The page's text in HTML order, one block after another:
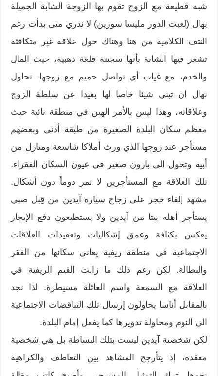
شبه قطيعة مع الزوج تقوم بها الزوجة الشابة الجميلة
نِهال (لعبت الدور مليسا سوزين) لا ندري متى بدأت رغم
النتف الكلامية من هنا وهناك حول علاقة غير متكافئة
تشعر فيها الشابة بأنها سجينة قلعة ذهبية، حيث المال
والخدم، مع غياب أي تواصل حميم مع زوجها. تحاول
نهال ان تبني شيئا خاصا لها بعيدا عن سلطة الزوج
وعلاقاته، وهذا ليس بالأمر الهين في منطقة نائية حيث
معظم سكان البلدة الصغيرة من طبقة أدنى وبعضهم
مستأجر عند زوجها الذي ورث أملاكا شاسعة ومنازل من
أبيه وتحول الى بارون صغير في عيون السكان الفقراء.
تلك العلاقة مع المستأجرين لا تمر دوماً دون أشكال.
مشهد إلقاء حجر على زجاج سيارة آيدين من قِبل صبي
يستأجر أهله بيتا من آيدين ولا يستطيعون دفع الإيجار
يعكس بكثافة وعمق إشكاليات وتعقيدات العلاقات
الاجتماعية في منطقة ريفية يعاني سكانها من الفقر
والبطالة. لكن رغم ذلك ما زالت القيم الريفية في
العلاقة مع السمعة واسم العائلة مسيطرة. لذا نجد
بالمقابل أناسا يحاولون إرسال تلك التناقضات الاجتماعية
الى النوم ومحاولة تدويرها كما يفعل إمام البلدة.
لكن شخصية آيدين ليست بتلك البساطة بل هي شخصية
معقدة، إذ يتأرجح المشاهد بين التعاطف والكراهية